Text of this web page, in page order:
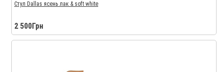
Стул Dallas ясень лак & soft white
2 500Грн